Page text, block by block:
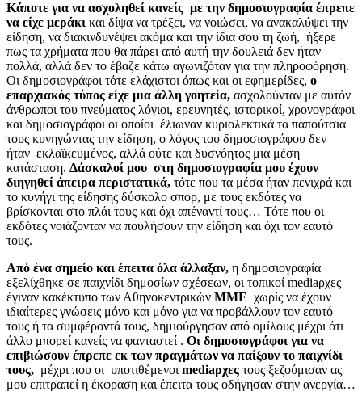
Κάποτε για να ασχοληθεί κανείς με την δημοσιογραφία έπρεπε
να είχε μεράκι και δίψα να τρέξει, να νοιώσει, να ανακαλύψει την
είδηση, να διακινδυνέψει ακόμα και την ίδια σου τη ζωή, ήξερε
πως τα χρήματα που θα πάρει από αυτή την δουλειά δεν ήταν
πολλά, αλλά δεν το έβαζε κάτω αγωνιζόταν για την πληροφόρηση.
Οι δημοσιογράφοι τότε ελάχιστοι όπως και οι εφημερίδες, ο
επαρχιακός τύπος είχε μια άλλη γοητεία, ασχολούνταν με αυτόν
άνθρωποι του πνεύματος λόγιοι, ερευνητές, ιστορικοί, χρονογράφοι
και δημοσιογράφοι οι οποίοι έλιωναν κυριολεκτικά τα παπούτσια
τους κυνηγώντας την είδηση, ο λόγος του δημοσιογράφου δεν
ήταν εκλαϊκευμένος, αλλά ούτε και δυσνόητος μια μέση
κατάσταση. Δάσκαλοί μου στη δημοσιογραφία μου έχουν
διηγηθεί άπειρα περιστατικά, τότε που τα μέσα ήταν πενιχρά και
το κυνήγι της είδησης δύσκολο σπορ, με τους εκδότες να
βρίσκονται στο πλάι τους και όχι απέναντί τους… Τότε που οι
εκδότες νοιάζονταν να πουλήσουν την είδηση και όχι τον εαυτό
τους.
Από ένα σημείο και έπειτα όλα άλλαξαν, η δημοσιογραφία
εξελίχθηκε σε παιχνίδι δημοσίων σχέσεων, οι τοπικοί mediaρχες
έγιναν κακέκτυπο των Αθηνοκεντρικών ΜΜΕ χωρίς να έχουν
ιδιαίτερες γνώσεις μόνο και μόνο για να προβάλλουν τον εαυτό
τους ή τα συμφέροντά τους, δημιούργησαν από ομίλους μέχρι ότι
άλλο μπορεί κανείς να φανταστεί . Οι δημοσιογράφοι για να
επιβιώσουν έπρεπε εκ των πραγμάτων να παίξουν το παιχνίδι
τους, μέχρι που οι υποτιθέμενοι mediaρχες τους ξεζούμισαν ας
μου επιτραπεί η έκφραση και έπειτα τους οδήγησαν στην ανεργία…